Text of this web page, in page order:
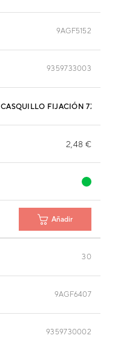
9AGF5152
9359733003
CASQUILLO FIJACIÓN 7X15,9
2,48 €
Añadir
30
9AGF6407
9359730002